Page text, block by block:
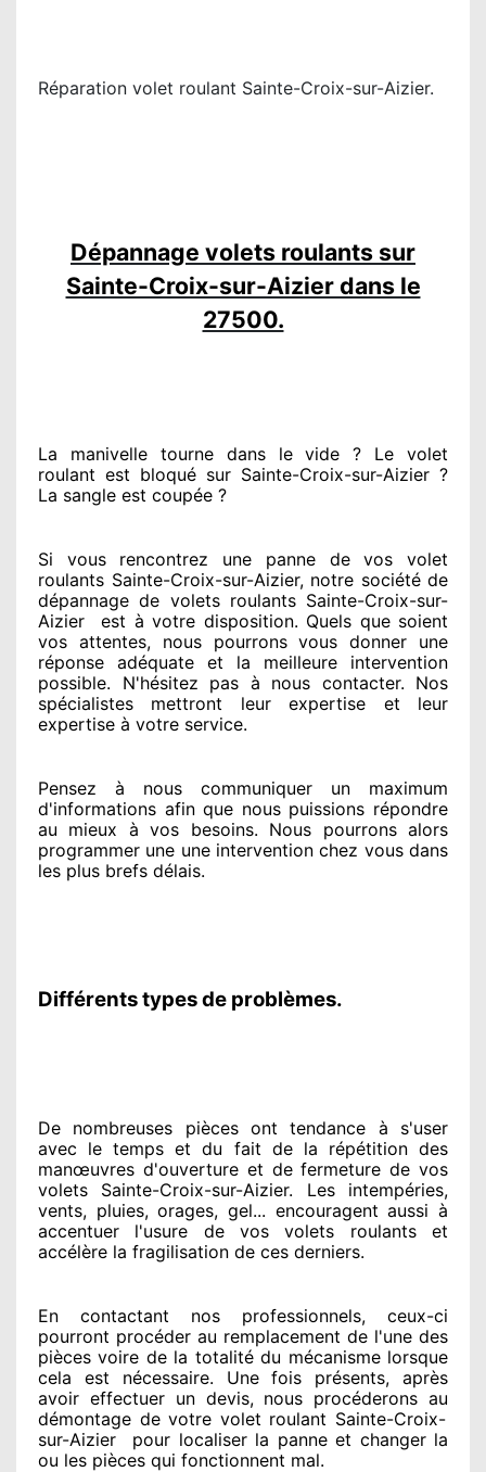
Réparation volet roulant Sainte-Croix-sur-Aizier.
Dépannage volets roulants sur
Sainte-Croix-sur-Aizier dans le
27500.
La manivelle tourne dans le vide ? Le volet
roulant est bloqué sur Sainte-Croix-sur-Aizier ?
La sangle est coupée ?
Si vous rencontrez une panne de vos volet
roulants Sainte-Croix-sur-Aizier, notre sociétéde
dépannage de volets roulants Sainte-Croix-sur-
Aizier
est à votre disposition. Quels que soient
vos attentes, nous pourrons vous donner une
réponse adéquate et la meilleure intervention
possible. N'hésitez pas à nous contacter. Nos
spécialistes mettront leur expertise et leur
expertise à votre service.
Pensez à nous communiquer un maximum
d'informations afin que nous puissions répondre
au mieux à vos besoins. Nous pourrons alors
programmer une une intervention chez vousdans
les plus brefs délais.
Différents types de problèmes.
De nombreuses pièces ont tendance à s'user
avec le temps et du fait de la répétition des
manœuvres d'ouverture et de fermeture de vos
volets Sainte-Croix-sur-Aizier. Les intempéries,
vents, pluies, orages, gel... encouragent aussi à
accentuer l'usure de vos volets roulants et
accélère la fragilisation de ces derniers.
En contactant nos professionnels, ceux-ci
pourront procéder au remplacement de l'une des
pièces voire de la totalitédu mécanisme lorsque
cela est nécessaire. Une fois présents, après
avoir effectuerun devis, nous procéderons au
démontage de votre volet roulant Sainte-Croix-
sur-Aizier
pour localiser la panne et changerla
ou les pièces qui fonctionnent mal.